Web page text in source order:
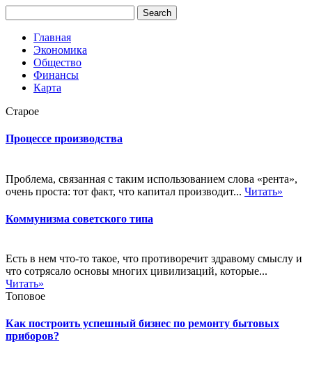
Главная
Экономика
Общество
Финансы
Карта
Старое
Процессе производства
Проблема, связанная с таким использованием слова «рента»,
очень проста: тот факт, что капитал производит... Читать»
Коммунизма советского типа
Есть в нем что-то такое, что противоречит здравому смыслу и
что сотрясало основы многих цивилизаций, которые...
Читать»
Топовое
Как построить успешный бизнес по ремонту бытовых
приборов?